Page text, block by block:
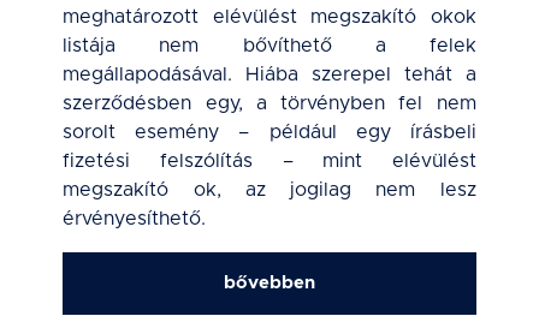
meghatározott elévülést megszakító okok
listája nem bővíthető a felek
megállapodásával. Hiába szerepel tehát a
szerződésben egy, a törvényben fel nem
sorolt esemény – például egy írásbeli
fizetési felszólítás – mint elévülést
megszakító ok, az jogilag nem lesz
érvényesíthető.
bővebben